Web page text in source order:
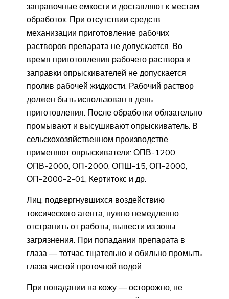
заправочные емкости и доставляют к местам
обработок. При отсутствии средств
механизации приготовление рабочих
растворов препарата не допускается. Во
время приготовления рабочего раствора и
заправки опрыскивателей не допускается
пролив рабочей жидкости. Рабочий раствор
должен быть использован в день
приготовления. После обработки обязательно
промывают и высушивают опрыскиватель. В
сельскохозяйственном производстве
применяют опрыскиватели: ОПВ-1200,
ОПВ-2000, ОП-2000, ОПШ-15, ОП-2000,
ОП-2000-2-01, Кертитокс и др.
Лиц, подвергнувшихся воздействию
токсического агента, нужно немедленно
отстранить от работы, вывести из зоны
загрязнения. При попадании препарата в
глаза — тотчас тщательно и обильно промыть
глаза чистой проточной водой
При попадании на кожу — осторожно, не